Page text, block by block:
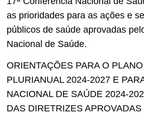
as prioridades para as ações e
públicos de saúde aprovadas
Nacional de Saúde.
ORIENTAÇÕES PARA O PLANO
PLURIANUAL 2024-2027 E
NACIONAL DE SAÚDE 2024-
DAS DIRETRIZES APROVADAS